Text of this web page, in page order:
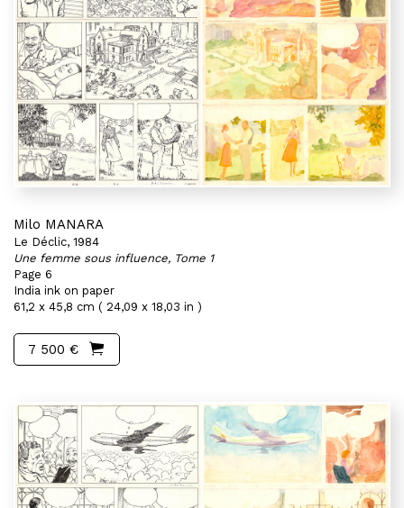
Milo MANARA
Le Déclic, 1984
Une femme sous influence, Tome 1
Page 6
India ink on paper
61,2 x 45,8 cm ( 24,09 x 18,03 in )
7 500 €